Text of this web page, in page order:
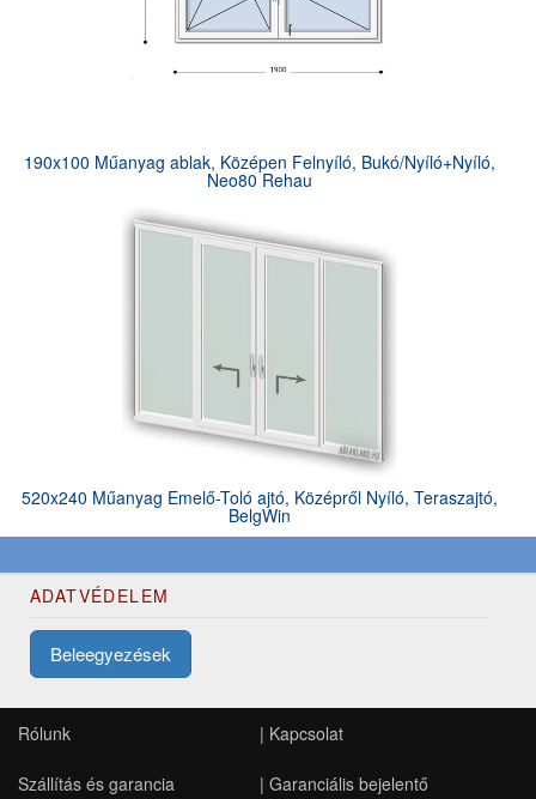
190x100 Műanyag ablak, Középen Felnyíló, Bukó/Nyíló+Nyíló,
Neo80 Rehau
520x240 Műanyag Emelő-Toló ajtó, Középről Nyíló, Teraszajtó,
BelgWin
ADATVÉDELEM
Beleegyezések
Rólunk
Szállítás és garancia
| Kapcsolat
| Garanciális bejelentő